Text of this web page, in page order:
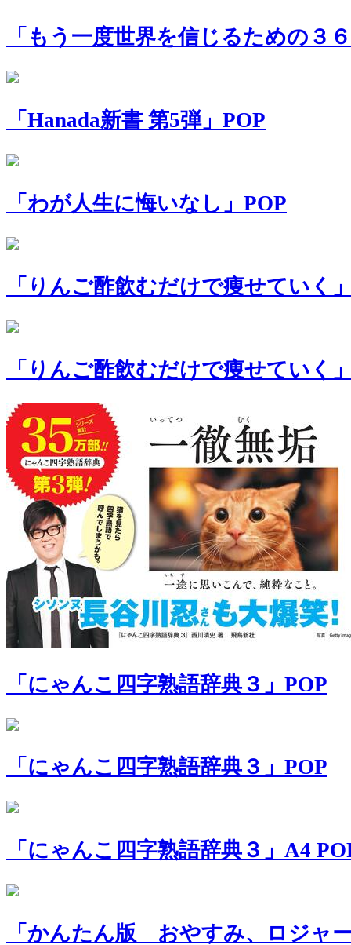
「もう一度世界を信じるための３
「Hanada新書 第5弾」POP
「わが人生に悔いなし」POP
「りんご酢飲むだけで痩せていく
「りんご酢飲むだけで痩せていく
「にゃんこ四字熟語辞典３」POP
「にゃんこ四字熟語辞典３」POP
「にゃんこ四字熟語辞典３」A4
「かんたん版 おやすみ、ロジャ